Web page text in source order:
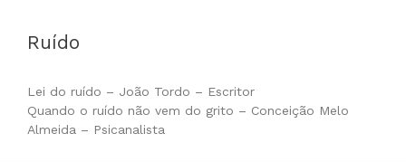
Ruído
Lei do ruído – João Tordo – Escritor
Quando o ruído não vem do grito – Conceição Melo
Almeida – Psicanalista